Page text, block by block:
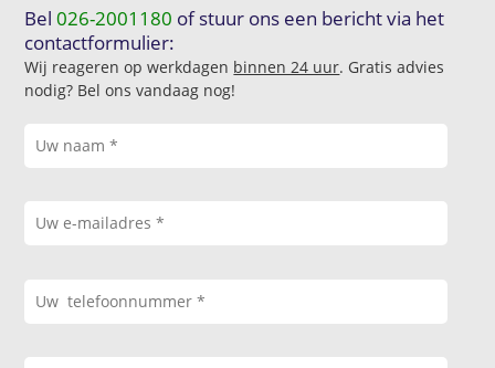
Bel026-2001180 of stuur ons een bericht via het
contactformulier:
Wij reageren op werkdagen binnen 24 uur. Gratis advies
nodig? Bel ons vandaag nog!